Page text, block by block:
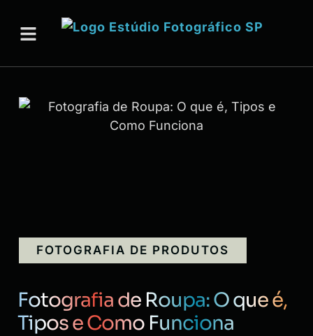
FOTOGRAFIA DE PRODUTOS
Fotografia de Roupa: O que é,
Tipos e Como Funciona